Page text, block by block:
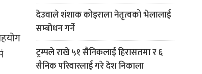
देउवाले शंशाक कोइराला नेतृत्वको भेलालाई
सम्बोधन गर्ने
ट्रम्पले राखे ५१ सैनिकलाई हिरासतमा र ६
सैनिक परिवारलाई गरे देश निकाला